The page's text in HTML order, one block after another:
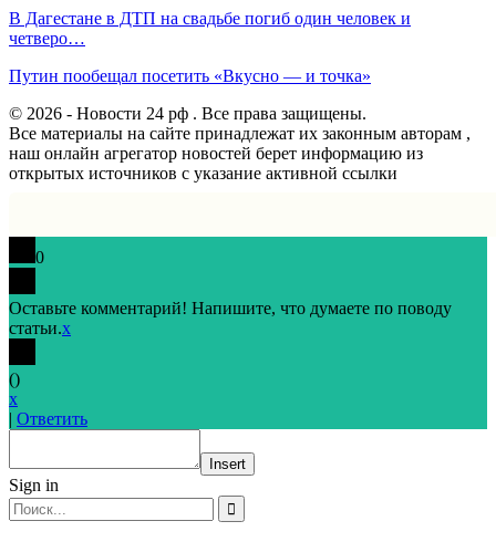
В Дагестане в ДТП на свадьбе погиб один человек и
четверо…
Путин пообещал посетить «Вкусно — и точка»
© 2026 - Новости 24 рф . Все права защищены.
Все материалы на сайте принадлежат их законным авторам ,
наш онлайн агрегатор новостей берет информацию из
открытых источников с указание активной ссылки
0
Оставьте комментарий! Напишите, что думаете по поводу
статьи.x
()
x
| Ответить
Insert
Sign in